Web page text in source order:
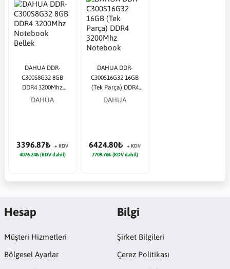
DAHUA DDR-
C300S8G32 8GB
DDR4 3200Mhz
Notebook Bellek
DAHUA
3396.87₺
+ KDV
4076.24₺ (KDV dahil)
DAHUA DDR-
C300S16G32 16GB
(Tek Parça) DDR4
3200Mhz Notebook
DAHUA
6424.80₺
+ KDV
7709.76₺ (KDV dahil)
Hesap
Müşteri Hizmetleri
Bölgesel Ayarlar
Bilgi
Şirket Bilgileri
Çerez Politikası